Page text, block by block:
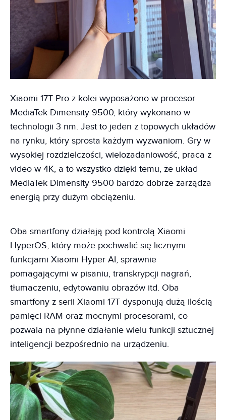
Xiaomi 17T Pro z kolei wyposażono w procesor
MediaTek Dimensity 9500, który wykonano w
technologii 3 nm. Jest to jeden z topowych układów
na rynku, który sprosta każdym wyzwaniom. Gry w
wysokiej rozdzielczości, wielozadaniowość, praca z
video w 4K, a to wszystko dzięki temu, że układ
MediaTek Dimensity 9500 bardzo dobrze zarządza
energią przy dużym obciążeniu.
Oba smartfony działają pod kontrolą Xiaomi
HyperOS, który może pochwalić się licznymi
funkcjami Xiaomi Hyper AI, sprawnie
pomagającymi w pisaniu, transkrypcji nagrań,
tłumaczeniu, edytowaniu obrazów itd. Oba
smartfony z serii Xiaomi 17T dysponują dużą ilością
pamięci RAM oraz mocnymi procesorami, co
pozwala na płynne działanie wielu funkcji sztucznej
inteligencji bezpośrednio na urządzeniu.